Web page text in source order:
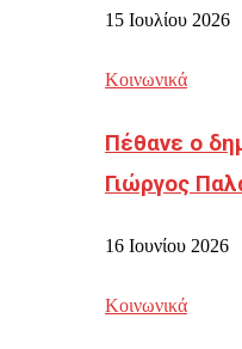
15 Ιουλίου 2026
Κοινωνικά
Πέθανε ο
Γιώργος
16 Ιουνίου 2026
Κοινωνικά